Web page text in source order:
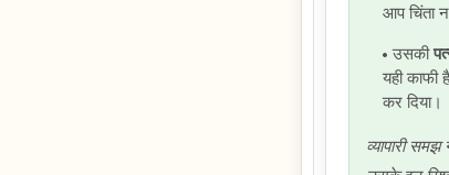
आप चिंता
उसकी
यही काफी
कर दिया।
व्यापारी